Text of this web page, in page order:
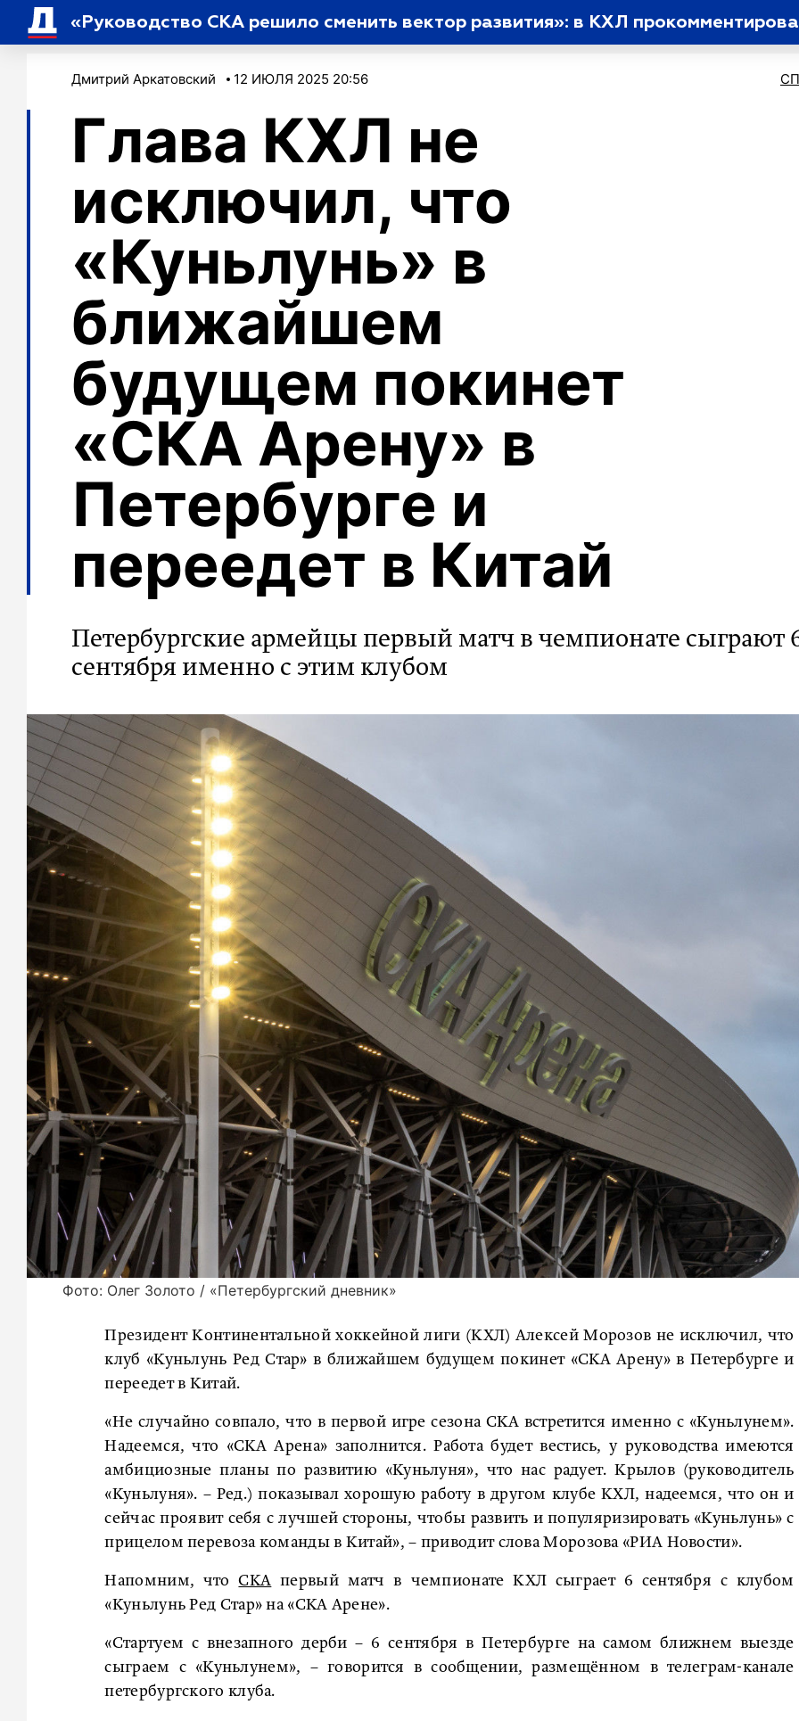
Дмитрий Аркатовский 12 ИЮЛЯ 2025 20:56
Глава КХЛ не
исключил, что
«Куньлунь» в
ближайшем
будущем покинет
«СКА Арену» в
Петербурге и
переедет в Китай
Петербургские армейцы первый матч в чемпионате сыграют
сентября именно с этим клубом
Фото: Олег Золото / «Петербургский дневник»
Президент Континентальной хоккейной лиги (КХЛ) Алексей Морозов не исключил, что
клуб «Куньлунь Ред Стар» в ближайшем будущем покинет «СКА Арену» в Петербурге и
переедет в Китай.
«Не случайно совпало, что в первой игре сезона СКА встретится именно с «Куньлунем».
Надеемся, что «СКА Арена» заполнится. Работа будет вестись, у руководства имеются
амбициозные планы по развитию «Куньлуня», что нас радует. Крылов (руководитель
«Куньлуня». – Ред.) показывал хорошую работу в другом клубе КХЛ, надеемся, что он и
сейчас проявит себя с лучшей стороны, чтобы развить и популяризировать «Куньлунь» с
прицелом перевоза команды в Китай», – приводит слова Морозова «РИА Новости».
Напомним, чтоСКА первый матч в чемпионате КХЛ сыграет 6 сентября с клубом
«Куньлунь Ред Стар» на «СКА Арене».
«Стартуем с внезапного дерби – 6 сентября в Петербурге на самом ближнем выезде
сыграем с «Куньлунем», – говорится в сообщении, размещённом в телеграм-канале
петербургского клуба.